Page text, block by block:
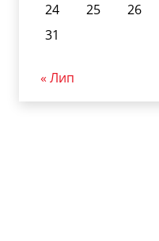
24
25 26
31
« Лип